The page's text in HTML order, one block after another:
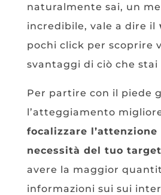
naturalmente sai, un
incredibile, vale a dire il
pochi click per scoprire
svantaggi di ciò che stai
Per partire con il piede
l’atteggiamento
focalizzare l’attenzione
necessità del tuo target
avere la maggior
informazioni sui sui